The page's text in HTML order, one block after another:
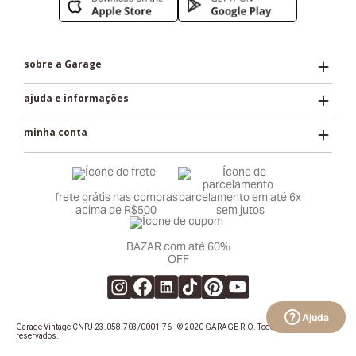
Ajuda
Para acessar o troque fácil, clique aqui e opte pela
opção “devolver”.
OBS.: a restituição do valor do frete será paga
proporcionalmente ao número de peças devolvidas.
Descontos e promoções
Caso tenha adquirido o produto com algum desconto
de ação ou vale, o valor reembolsado será o mesmo
pago na hora da compra.
para ler o nosso regulamento completo
sobre a Garage
ajuda e informações
minha conta
frete grátis nas compras
acima de R$500
parcelamento em até 6x
sem jutos
BAZAR com até 60%
OFF
Garage Vintage CNPJ 23.058.703/0001-76 - © 2020 GARAGE RIO. Todos os direitos
reservados.